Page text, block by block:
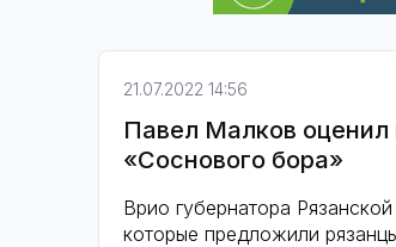
21.07.2022 14:56
Павел Малков оценил
«Соснового бора»
Врио губернатора
которые предложили